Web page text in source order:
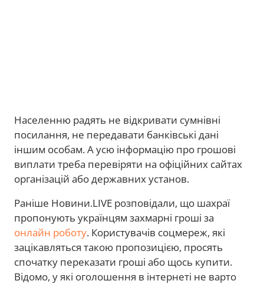
Населенню радять не відкривати сумнівні
посилання, не передавати банківські дані
іншим особам. А усю інформацію про грошові
виплати треба перевіряти на офіційних сайтах
організацій або державних установ.
Раніше Новини.LIVE розповідали, що шахраї
пропонують українцям захмарні гроші за
онлайн роботу. Користувачів соцмереж, які
зацікавляться такою пропозицією, просять
спочатку переказати гроші або щось купити.
Відомо, у які оголошення в інтернеті не варто